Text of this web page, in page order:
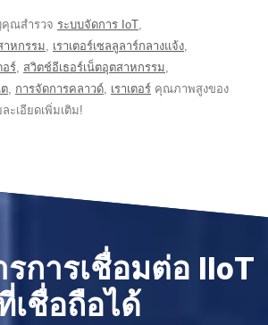
คุณสำรวจ ระบบจัดการ IoT,
าหกรรม, เราเตอร์เซลลูลาร์กลางแจ้ง,
อร์, สวิตช์อีเธอร์เน็ตอุตสาหกรรม,
, การจัดการคลาวด์, เราเตอร์ คุณภาพสูงของ
ละเอียดเพิ่มเติม!
การเชื่อมต่อ IIoT
เชื่อถือได้